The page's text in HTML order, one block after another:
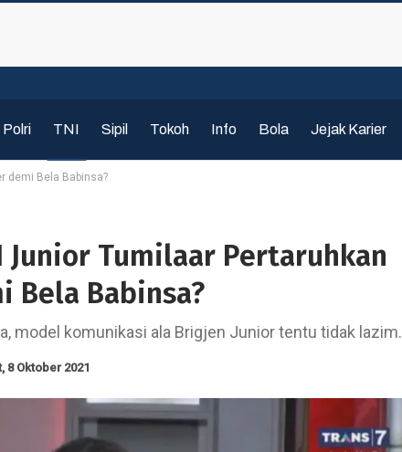
Polri TNI Sipil Tokoh Info Bola Jejak Karier
demi Bela Babinsa?
Junior Tumilaar Pertaruhkan
Bela Babinsa?
model komunikasi ala Brigjen Junior tentu tidak lazim.
8 Oktober 2021